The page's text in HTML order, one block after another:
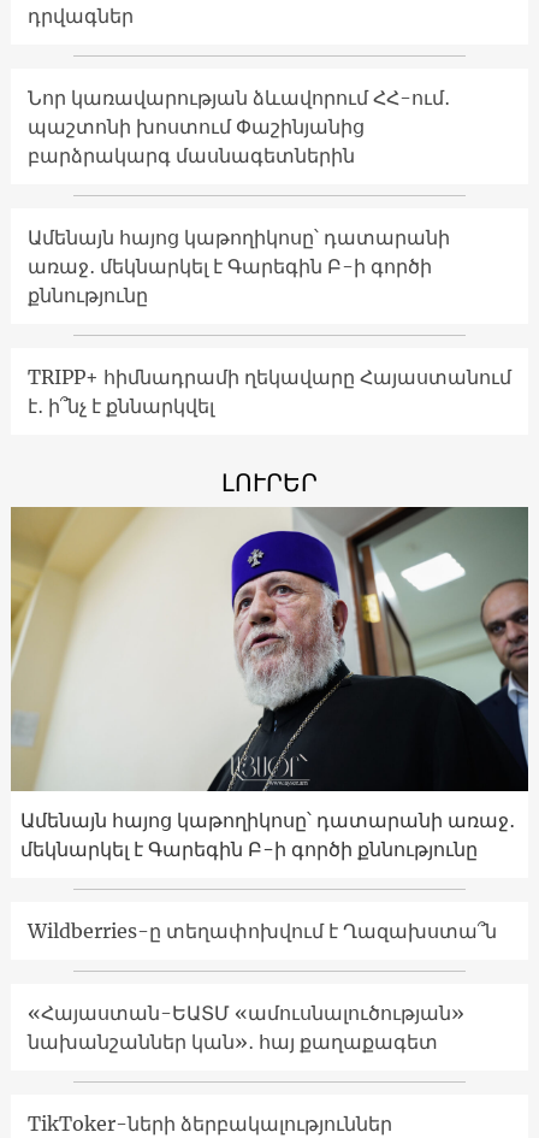
դրվագներ
Նոր կառավարության ձևավորում ՀՀ-ում․
պաշտոնի խոստում Փաշինյանից
բարձրակարգ մասնագետներին
Ամենայն հայոց կաթողիկոսը՝ դատարանի
առաջ․ մեկնարկել է Գարեգին Բ-ի գործի
քննությունը
TRIPP+ հիմնադրամի ղեկավարը Հայաստանում
է․ ի՞նչ է քննարկվել
ԼՈՒՐԵՐ
Ամենայն հայոց կաթողիկոսը՝ դատարանի առաջ․
մեկնարկել է Գարեգին Բ-ի գործի քննությունը
Wildberries-ը տեղափոխվում է Ղազախստա՞ն
«Հայաստան-ԵԱՏՄ «ամուսնալուծության»
նախանշաններ կան»․ հայ քաղաքագետ
TikToker-ների ձերբակալություններ